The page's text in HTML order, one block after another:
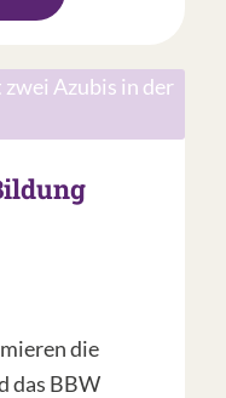
die
das BBW